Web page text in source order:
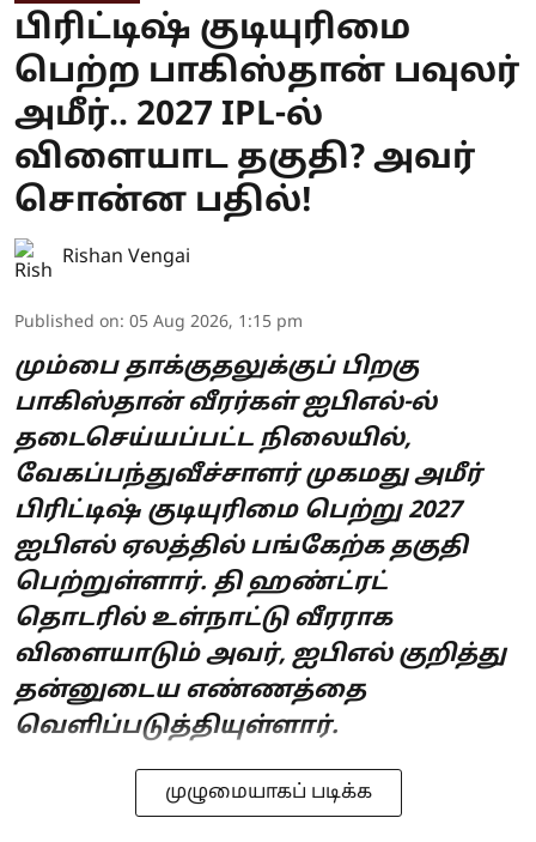
பிரிட்டிஷ் குடியுரிமை
பெற்ற பாகிஸ்தான் பவுலர்
அமீர்.. 2027 IPL-ல்
விளையாட தகுதி? அவர்
சொன்ன பதில்!
Rishan Vengai
Published on: 05 Aug 2026, 1:15 pm
மும்பை தாக்குதலுக்குப் பிறகு
பாகிஸ்தான் வீரர்கள் ஐபிஎல்-ல்
தடைசெய்யப்பட்ட நிலையில்,
வேகப்பந்துவீச்சாளர் முகமது அமீர்
பிரிட்டிஷ் குடியுரிமை பெற்று 2027
ஐபிஎல் ஏலத்தில் பங்கேற்க தகுதி
பெற்றுள்ளார். தி ஹண்ட்ரட்
தொடரில் உள்நாட்டு வீரராக
விளையாடும் அவர், ஐபிஎல் குறித்து
தன்னுடைய எண்ணத்தை
வெளிப்படுத்தியுள்ளார்.
முழுமையாகப் படிக்க